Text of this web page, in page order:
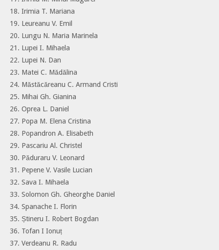
18. Irimia T. Mariana
19. Leureanu V. Emil
20. Lungu N. Maria Marinela
21. Lupei I. Mihaela
22. Lupei N. Dan
23. Matei C. Mădălina
24. Măstăcăreanu C. Armand Cristi
25. Mihai Gh. Gianina
26. Oprea L. Daniel
27. Popa M. Elena Cristina
28. Popandron A. Elisabeth
29. Pascariu Al. Christel
30. Păduraru V. Leonard
31. Pepene V. Vasile Lucian
32. Sava I. Mihaela
33. Solomon Gh. Gheorghe Daniel
34. Spanache I. Florin
35. Știneru I. Robert Bogdan
36. Tofan I Ionuț
37. Verdeanu R. Radu